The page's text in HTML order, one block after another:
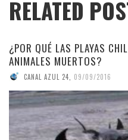
RELATED
¿POR QUÉ LAS PLAYAS
ANIMALES MUERTOS?
CANAL AZUL 24 09/09/2016